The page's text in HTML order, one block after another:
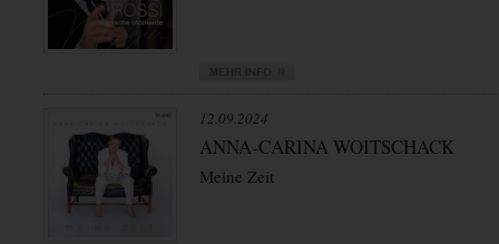
12.09.2024
ANNA-CARINA WOITSCHACK
Meine Zeit